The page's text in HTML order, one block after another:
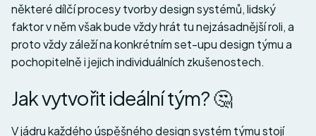
některé dílčí procesy tvorby design systémů, lidský
faktor v něm však bude vždy hrát tu nejzásadnější roli, a
proto vždy záleží na konkrétním set-upu design týmu a
pochopitelně i jejich individuálních zkušenostech.
Jak vytvořit ideální tým? 🤔
V jádru každého úspěšného design systém týmu stojí